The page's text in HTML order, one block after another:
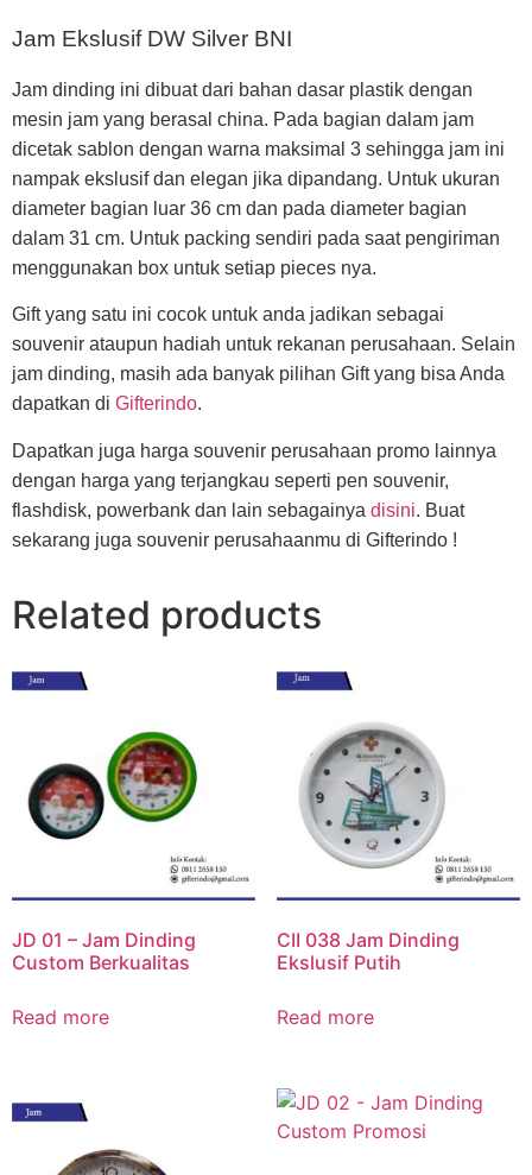
Jam Ekslusif DW Silver BNI
Jam dinding ini dibuat dari bahan dasar plastik dengan
mesin jam yang berasal china. Pada bagian dalam jam
dicetak sablon dengan warna maksimal 3 sehingga jam ini
nampak ekslusif dan elegan jika dipandang. Untuk ukuran
diameter bagian luar 36 cm dan pada diameter bagian
dalam 31 cm. Untuk packing sendiri pada saat pengiriman
menggunakan box untuk setiap pieces nya.
Gift yang satu ini cocok untuk anda jadikan sebagai
souvenir ataupun hadiah untuk rekanan perusahaan. Selain
jam dinding, masih ada banyak pilihan Gift yang bisa Anda
dapatkan di Gifterindo.
Dapatkan juga harga souvenir perusahaan promo lainnya
dengan harga yang terjangkau seperti pen souvenir,
flashdisk, powerbank dan lain sebagainya disini. Buat
sekarang juga souvenir perusahaanmu di Gifterindo !
Related products
JD 01 – Jam Dinding
Custom Berkualitas
Read more
CII 038 Jam Dinding
Ekslusif Putih
Read more